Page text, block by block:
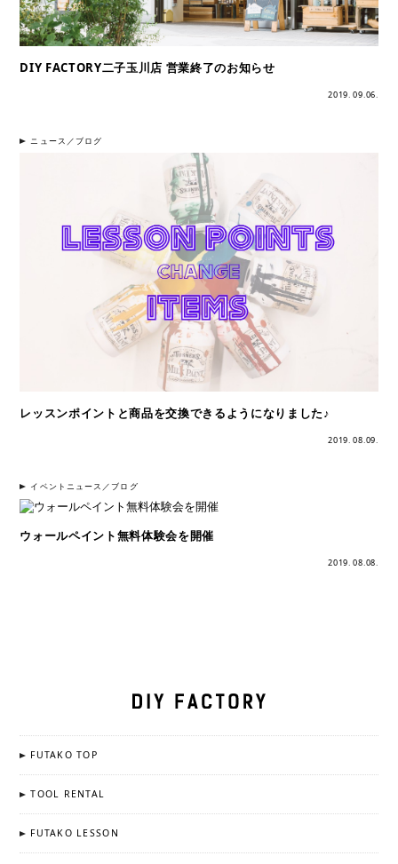
DIY FACTORY二子玉川店 営業終了のお知らせ
2019. 09.06.
ニュース／ブログ
レッスンポイントと商品を交換できるようになりました♪
2019. 08.09.
イベントニュース／ブログ
ウォールペイント無料体験会を開催
2019. 08.08.
FUTAKO TOP
TOOL RENTAL
FUTAKO LESSON